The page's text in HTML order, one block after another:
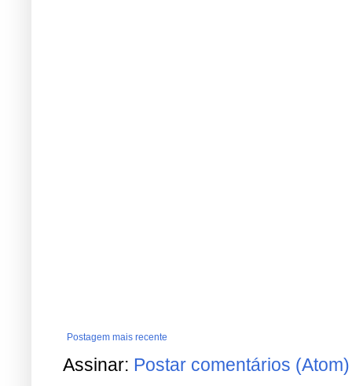
Postagem mais recente
Assinar: Postar comentários (Atom)